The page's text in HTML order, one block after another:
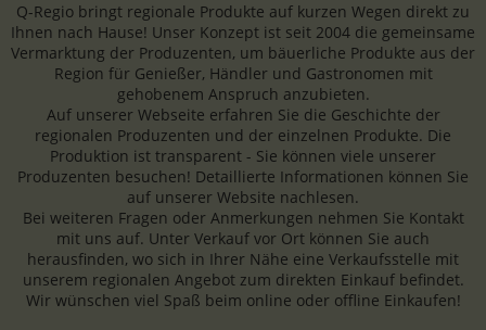
Q-Regio bringt regionale Produkte auf kurzen Wegen direkt zu
Ihnen nach Hause! Unser Konzept ist seit 2004 die gemeinsame
Vermarktung der Produzenten, um bäuerliche Produkte aus der
Region für Genießer, Händler und Gastronomen mit
gehobenem Anspruch anzubieten.
Auf unserer Webseite erfahren Sie die Geschichte der
regionalen Produzenten und der einzelnen Produkte. Die
Produktion ist transparent - Sie können viele unserer
Produzenten besuchen! Detaillierte Informationen können Sie
auf unserer Website nachlesen.
Bei weiteren Fragen oder Anmerkungen nehmen Sie Kontakt
mit uns auf. Unter Verkauf vor Ort können Sie auch
herausfinden, wo sich in Ihrer Nähe eine Verkaufsstelle mit
unserem regionalen Angebot zum direkten Einkauf befindet.
Wir wünschen viel Spaß beim online oder offline Einkaufen!